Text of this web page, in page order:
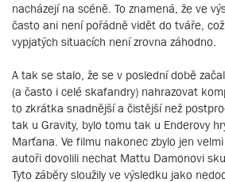
nacházejí na scéně. To znamená, že ve
často ani není pořádně vidět do tváře,
vypjatých situacích není zrovna záhodno.
A tak se stalo, že se v poslední době
(a často i celé skafandry) nahrazovat
to zkrátka snadnější a čistější než
tak u Gravity, bylo tomu tak u Enderovy
Marťana. Ve filmu nakonec zbylo jen
autoři dovolili nechat Mattu Damonovi
Tyto záběry sloužily ve výsledku jako